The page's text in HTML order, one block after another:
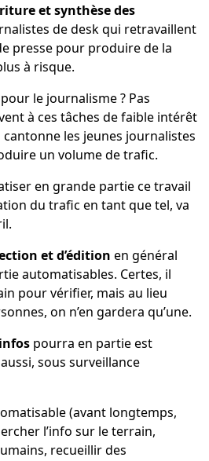
et synthèse des
de desk qui retravaillent
presse pour produire de la
à risque.
le journalisme ? Pas
à ces tâches de faible intérêt
les jeunes journalistes
un volume de trafic.
en grande partie ce travail
du trafic en tant que tel, va
et d’édition en général
automatisables. Certes, il
pour vérifier, mais au lieu
on n’en gardera qu’une.
pourra en partie est
sous surveillance
(avant longtemps,
l’info sur le terrain,
recueillir des